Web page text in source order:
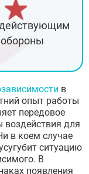
в
опыт работы
передовое
для
в коем случае
ситуацию
В
появления